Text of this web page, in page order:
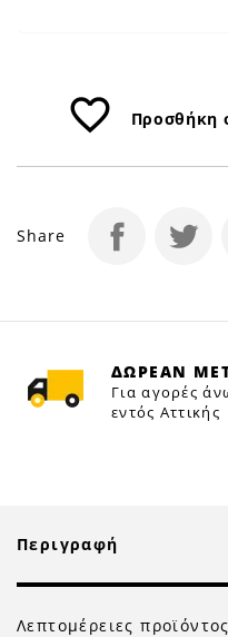
favorite_border Προσθήκη
Share
ΔΩΡΕΑΝ
Για αγορές
εντός Αττικής
Περιγραφή
Λεπτομέρειες προϊόντος